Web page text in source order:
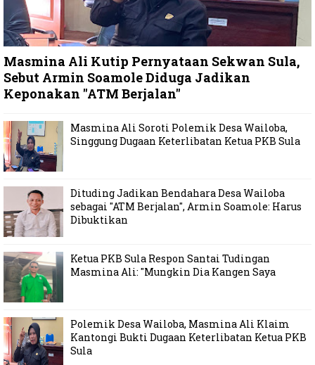
Masmina Ali Kutip Pernyataan Sekwan Sula,
Sebut Armin Soamole Diduga Jadikan
Keponakan "ATM Berjalan"
Masmina Ali Soroti Polemik Desa Wailoba,
Singgung Dugaan Keterlibatan Ketua PKB Sula
Dituding Jadikan Bendahara Desa Wailoba
sebagai "ATM Berjalan", Armin Soamole: Harus
Dibuktikan
Ketua PKB Sula Respon Santai Tudingan
Masmina Ali: "Mungkin Dia Kangen Saya
Polemik Desa Wailoba, Masmina Ali Klaim
Kantongi Bukti Dugaan Keterlibatan Ketua PKB
Sula